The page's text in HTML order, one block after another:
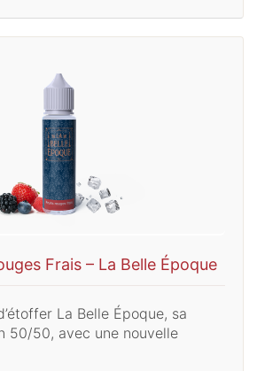
Frais – La Belle Époque
La Belle Époque, sa
50/50, avec une nouvelle